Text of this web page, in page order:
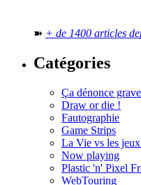
➽ + de 1400 articles
Catégories
Ça dénonce grave
Draw or die !
Fautographie
Game Strips
La Vie vs les
Now playing
Plastic 'n' Pixel
WebTouring